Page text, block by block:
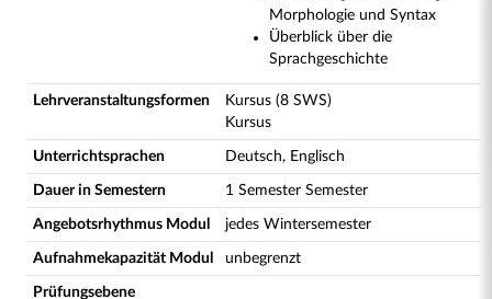
Morphologie und Syntax
Überblick über die
Sprachgeschichte
Lehrveranstaltungsformen
Kursus (8 SWS)
Kursus
Unterrichtsprachen Deutsch, Englisch
Dauer in Semestern 1 Semester Semester
Angebotsrhythmus Modul jedes Wintersemester
Aufnahmekapazität Modul unbegrenzt
Prüfungsebene